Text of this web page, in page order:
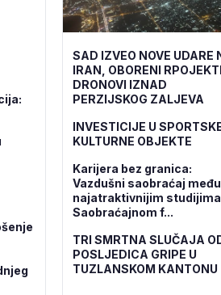
SAD IZVEO NOVE UDARE
IRAN, OBORENI
DRONOVI IZNAD
PERZIJSKOG ZALJEVA
INVESTICIJE U
KULTURNE OBJEKTE
Karijera bez granica:
Vazdušni saobraćaj među
najatraktivnijim studijima
Saobraćajnom f...
TRI SMRTNA SLUČAJA
POSLJEDICA GRIPE U
TUZLANSKOM KANTONU